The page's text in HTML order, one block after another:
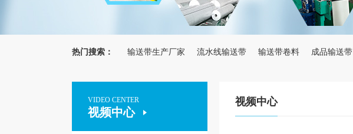
热门搜索： 输送带生产厂家 流水线输送带 输送带卷料 成品输送带
VIDEO CENTER
视频中心
视频中心